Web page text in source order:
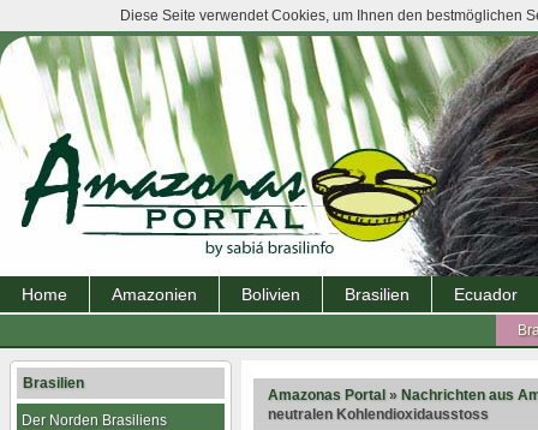
Home Amazonien Bolivien Brasilien Ecuador
Amazonas Portal » Nachrichten aus
neutralen Kohlendioxidausstoss
Brasilien
Der Norden Brasiliens
Diese Seite verwendet Cookies, um Ihnen den bestmöglichen